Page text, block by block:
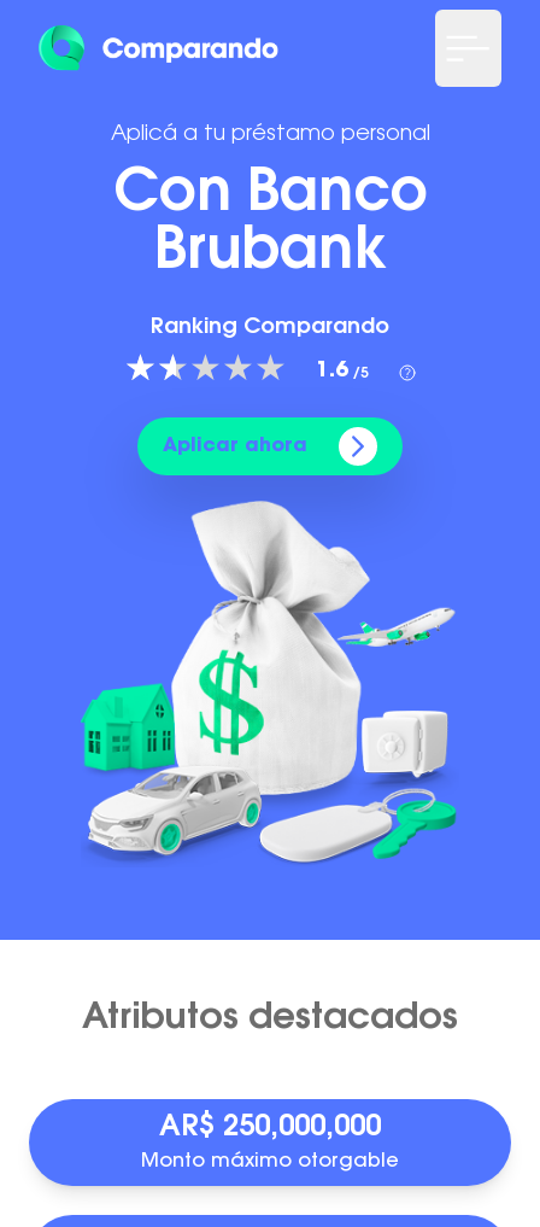
Aplicá a tu préstamo personal
Con Banco
Brubank
Ranking Comparando
1.6 /5
Aplicar ahora
Atributos destacados
AR$ 250,000,000
Monto máximo otorgable